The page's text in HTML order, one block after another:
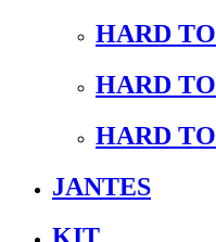
HARD
HARD
HARD
JANTES